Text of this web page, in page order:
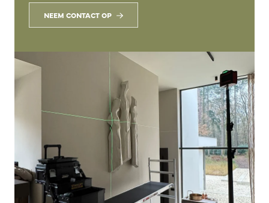
NEEM CONTACT OP